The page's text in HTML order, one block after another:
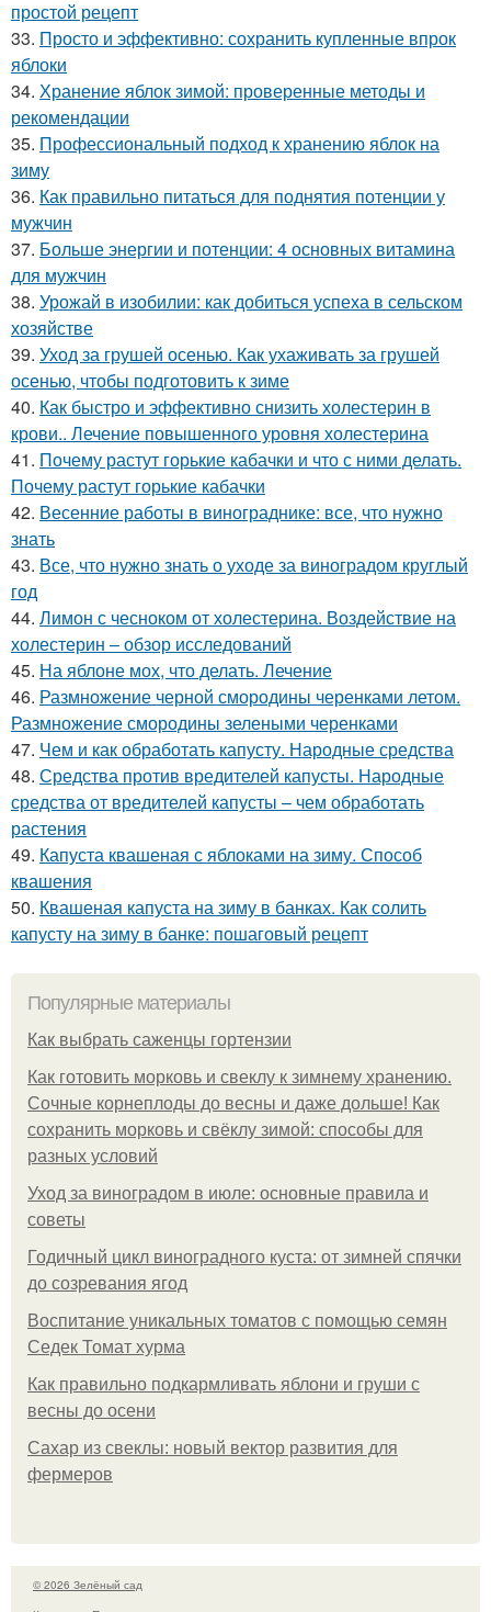
простой рецепт
33. Просто и эффективно: сохранить купленные впрок
яблоки
34. Хранение яблок зимой: проверенные методы и
рекомендации
35. Профессиональный подход к хранению яблок на
зиму
36. Как правильно питаться для поднятия потенции у
мужчин
37. Больше энергии и потенции: 4 основных витамина
для мужчин
38. Урожай в изобилии: как добиться успеха в сельском
хозяйстве
39. Уход за грушей осенью. Как ухаживать за грушей
осенью, чтобы подготовить к зиме
40. Как быстро и эффективно снизить холестерин в
крови.. Лечение повышенного уровня холестерина
41. Почему растут горькие кабачки и что с ними делать.
Почему растут горькие кабачки
42. Весенние работы в винограднике: все, что нужно
знать
43. Все, что нужно знать о уходе за виноградом круглый
год
44. Лимон с чесноком от холестерина. Воздействие на
холестерин – обзор исследований
45. На яблоне мох, что делать. Лечение
46. Размножение черной смородины черенками летом.
Размножение смородины зелеными черенками
47. Чем и как обработать капусту. Народные средства
48. Средства против вредителей капусты. Народные
средства от вредителей капусты – чем обработать
растения
49. Капуста квашеная с яблоками на зиму. Способ
квашения
50. Квашеная капуста на зиму в банках. Как солить
капусту на зиму в банке: пошаговый рецепт
Популярные материалы
Как выбрать саженцы гортензии
Как готовить морковь и свеклу к зимнему хранению.
Сочные корнеплоды до весны и даже дольше! Как
сохранить морковь и свёклу зимой: способы для
разных условий
Уход за виноградом в июле: основные правила и
советы
Годичный цикл виноградного куста: от зимней спячки
до созревания ягод
Воспитание уникальных томатов с помощью семян
Седек Томат хурма
Как правильно подкармливать яблони и груши с
весны до осени
Сахар из свеклы: новый вектор развития для
фермеров
© 2026 Зелёный сад